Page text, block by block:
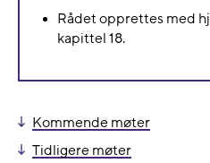
Rådet opprettes med
kapittel 18.
Kommende møter
Tidligere møter